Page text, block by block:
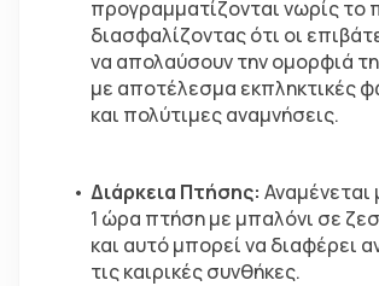
προγραμματίζονται νωρίς το
διασφαλίζοντας ότι οι
να απολαύσουν την ομορφιά
με αποτέλεσμα εκπληκτικές
και πολύτιμες αναμνήσεις.
Διάρκεια Πτήσης:
1 ώρα πτήση με μπαλόνι σε
και αυτό μπορεί να διαφέρει
τις καιρικές συνθήκες.